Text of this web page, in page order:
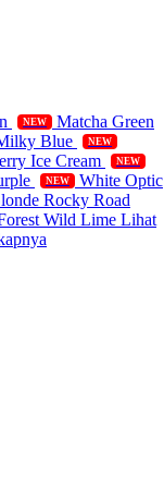
NEW Matcha Green
Blue NEW
Ice Cream NEW
NEW
White Optic
Rocky Road
Wild Lime Lihat